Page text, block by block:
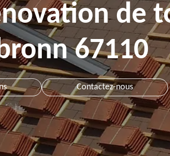
de
67110
Contactez-nous